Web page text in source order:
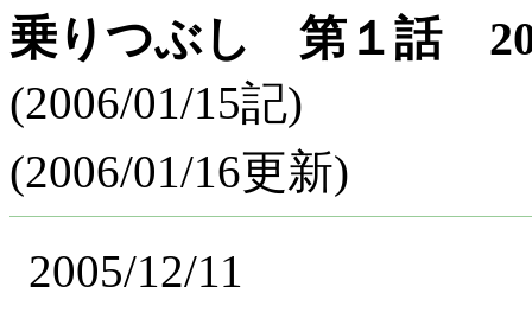
乗りつぶし 第１話
(2006/01/15記)
(2006/01/16更新)
2005/12/11